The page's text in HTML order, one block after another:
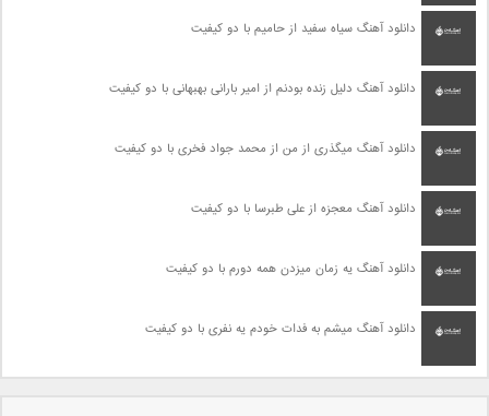
دانلود آهنگ سیاه سفید از حامیم با دو کیفیت
دانلود آهنگ دلیل زنده بودنم از امیر بارانی بهبهانی با دو کیفیت
دانلود آهنگ میگذری از من از محمد جواد فخری با دو کیفیت
دانلود آهنگ معجزه از علی طبرسا با دو کیفیت
دانلود آهنگ یه زمان میزدن همه دورم با دو کیفیت
دانلود آهنگ میشم به فدات خودم یه نفری با دو کیفیت